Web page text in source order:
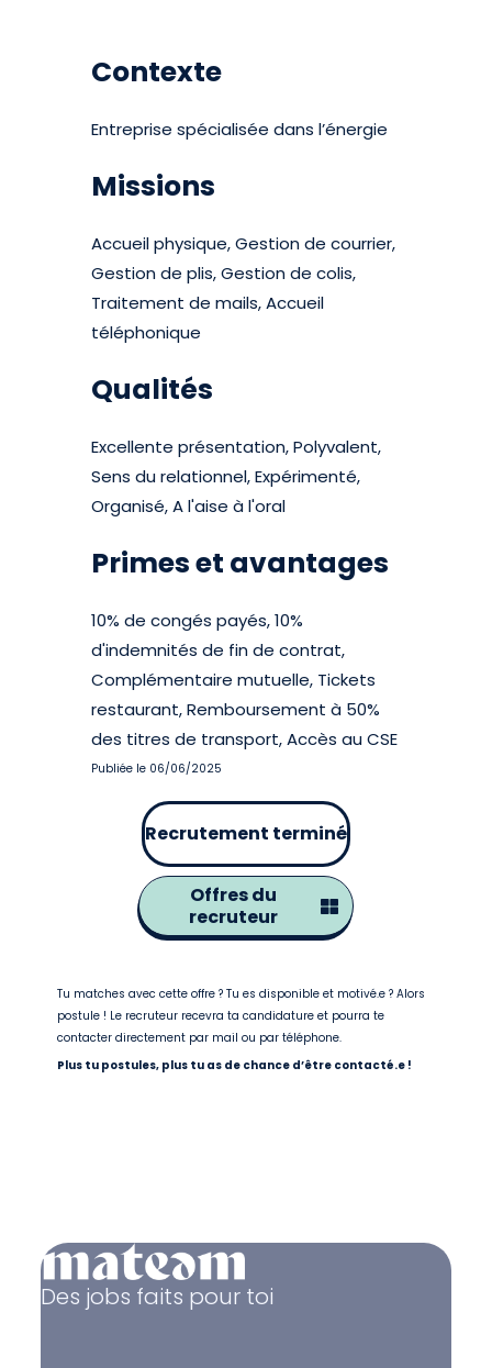
Contexte
Entreprise spécialisée dans l’énergie
Missions
Accueil physique, Gestion de courrier,
Gestion de plis, Gestion de colis,
Traitement de mails, Accueil
téléphonique
Qualités
Excellente présentation, Polyvalent,
Sens du relationnel, Expérimenté,
Organisé, A l'aise à l'oral
Primes et avantages
10% de congés payés, 10%
d'indemnités de fin de contrat,
Complémentaire mutuelle, Tickets
restaurant, Remboursement à 50%
des titres de transport, Accès au CSE
Publiée le 06/06/2025
Recrutement terminé
Offres du
recruteur
Tu matches avec cette offre ? Tu es disponible et motivé.e ? Alors
postule ! Le recruteur recevra ta candidature et pourra te
contacter directement par mail ou par téléphone.
Plus tu postules, plus tu as de chance d’être contacté.e !
Des jobs faits pour toi